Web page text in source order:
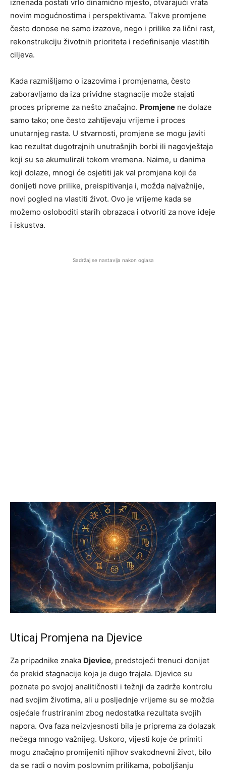
iznenada postati vrlo dinamično mjesto, otvarajući vrata
novim mogućnostima i perspektivama. Takve promjene
često donose ne samo izazove, nego i prilike za lični rast,
rekonstrukciju životnih prioriteta i redefinisanje vlastitih
ciljeva.
Kada razmišljamo o izazovima i promjenama, često
zaboravljamo da iza prividne stagnacije može stajati
proces pripreme za nešto značajno. Promjene ne dolaze
samo tako; one često zahtijevaju vrijeme i proces
unutarnjeg rasta. U stvarnosti, promjene se mogu javiti
kao rezultat dugotrajnih unutrašnjih borbi ili nagovještaja
koji su se akumulirali tokom vremena. Naime, u danima
koji dolaze, mnogi će osjetiti jak val promjena koji će
donijeti nove prilike, preispitivanja i, možda najvažnije,
novi pogled na vlastiti život. Ovo je vrijeme kada se
možemo osloboditi starih obrazaca i otvoriti za nove ideje
i iskustva.
Sadržaj se nastavlja nakon oglasa
Uticaj Promjena na Djevice
Za pripadnike znaka Djevice, predstojeći trenuci donijet
će prekid stagnacije koja je dugo trajala. Djevice su
poznate po svojoj analitičnosti i težnji da zadrže kontrolu
nad svojim životima, ali u posljednje vrijeme su se možda
osjećale frustriranim zbog nedostatka rezultata svojih
napora. Ova faza neizvjesnosti bila je priprema za dolazak
nečega mnogo važnijeg. Uskoro, vijesti koje će primiti
mogu značajno promijeniti njihov svakodnevni život, bilo
da se radi o novim poslovnim prilikama, poboljšanju